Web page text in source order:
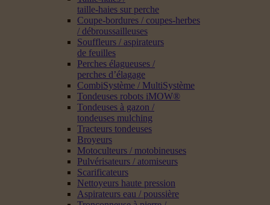
taille-haies sur perche
Coupe-bordures / coupes-herbes
/ débroussailleuses
Souffleurs / aspirateurs
de feuilles
Perches élagueuses /
perches d’élagage
CombiSystème / MultiSystème
Tondeuses robots iMOW®
Tondeuses à gazon /
tondeuses mulching
Tracteurs tondeuses
Broyeurs
Motoculteurs / motobineuses
Pulvérisateurs / atomiseurs
Scarificateurs
Nettoyeurs haute pression
Aspirateurs eau / poussière